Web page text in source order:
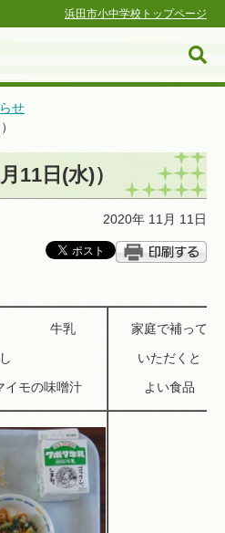
浜田市小中学校トップページ
ジ
せ
11日(水)）
2020年 11月 11日
き 牛乳
モの味噌汁
家庭で補って
いただくと
よい食品